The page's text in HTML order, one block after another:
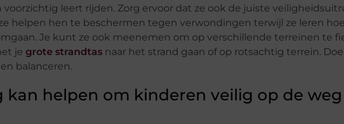
leert rijden. Zorg ervoor dat ze ook de juiste
helpen hen te beschermen tegen verwondingen terwijl ze leren
Je kunt ze ook meenemen om op verschillende terreinen te
je grote strandtas naar het strand gaan of op rotsachtig terrein.
balanceren.
kan helpen om kinderen veilig op de